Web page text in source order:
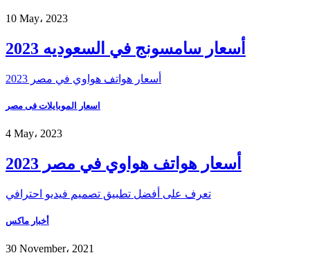
10 May، 2023
أسعار سامسونج في السعوديه 2023
أسعار هواتف هواوي في مصر 2023
اسعار الموبايلات فى مصر
4 May، 2023
أسعار هواتف هواوي في مصر 2023
تعرف على أفضل تطبيق تصميم فيديو احترافي
أخبار ماكس
30 November، 2021